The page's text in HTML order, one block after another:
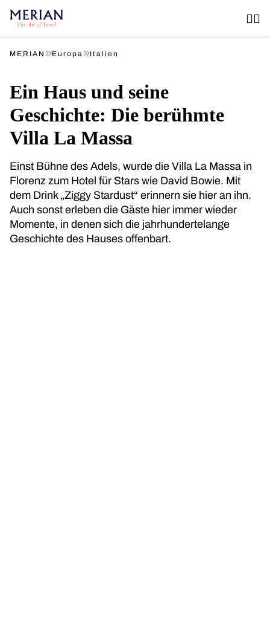
MERIAN »Europa »Italien
Ein Haus und seine
Geschichte: Die berühmte
Villa La Massa
Einst Bühne des Adels, wurde die Villa La Massa in
Florenz zum Hotel für Stars wie David Bowie. Mit
dem Drink „Ziggy Stardust“ erinnern sie hier an ihn.
Auch sonst erleben die Gäste hier immer wieder
Momente, in denen sich die jahrhundertelange
Geschichte des Hauses offenbart.